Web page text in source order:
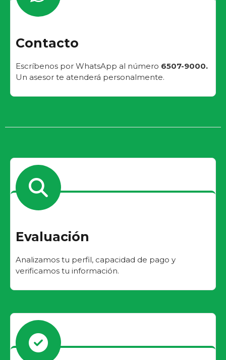
Contacto
Escríbenos por WhatsApp al número 6507-9000.
Un asesor te atenderá personalmente.
Evaluación
Analizamos tu perfil, capacidad de pago y
verificamos tu información.